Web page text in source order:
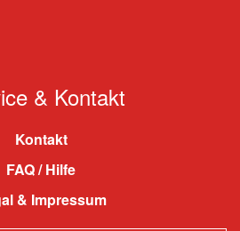
& Kontakt
Kontakt
FAQ / Hilfe
& Impressum